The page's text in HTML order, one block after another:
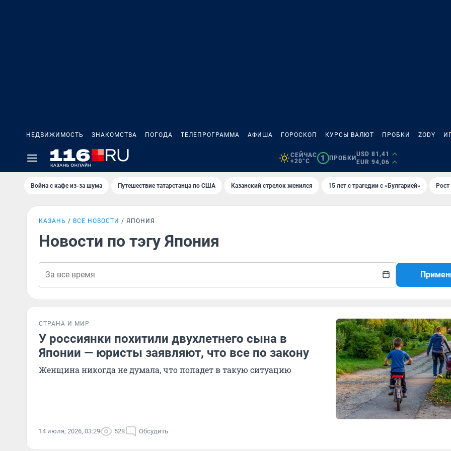
НЕДВИЖИМОСТЬ ЗНАКОМСТВА ПОГОДА ТЕЛЕПРОГРАММА АФИША ГОРОСКОП КУРСЫ ВАЛЮТ ПРОБКИ ZODY
СЕЙЧАС
+20°C
1 ПРОБКИ
USD 81,41
EUR 94,06
Война с кафе из-за шума Путешествие татарстанца по США Казанский стрелок женился 15 лет с трагедии с «Булгарией»
КАЗАНЬ ВСЕ НОВОСТИ ЯПОНИЯ
Новости по тэгу Япония
СТРАНА И МИР
У россиянки похитили двухлетнего сына в
Японии — юристы заявляют, что все по закону
Женщина никогда не думала, что попадет в такую ситуацию
14 июля, 2026, 03:29 528 Обсудить